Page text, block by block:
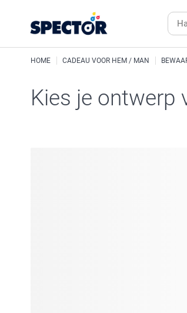
HOME CADEAU VOOR HEM / MAN
Kies je ontwerp